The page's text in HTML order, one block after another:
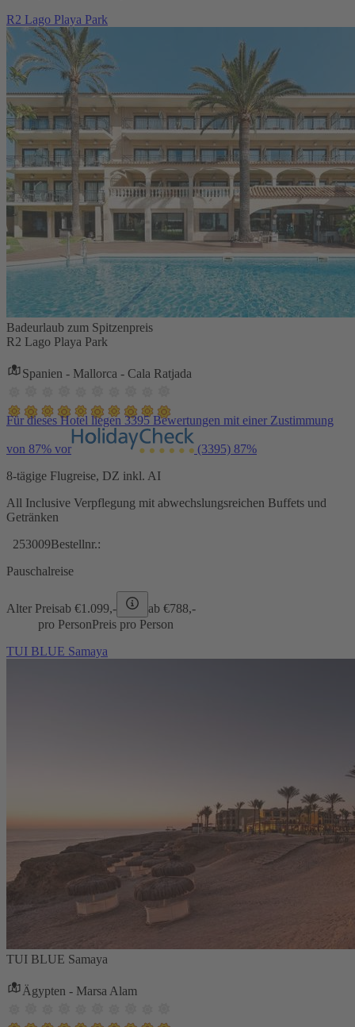
R2 Lago Playa Park
Badeurlaub zum Spitzenpreis
R2 Lago Playa Park
Spanien - Mallorca - Cala Ratjada
Für dieses Hotel liegen 3395 Bewertungen mit einer Zustimmung
von 87% vor (3395) 87%
8-tägige Flugreise, DZ inkl. AI
All Inclusive Verpflegung mit abwechslungsreichen Buffets und
Getränken
253009Bestellnr.:
Pauschalreise
Alter Preisab €1.099,- ab €788,-
pro PersonPreis pro Person
TUI BLUE Samaya
TUI BLUE Samaya
Ägypten - Marsa Alam